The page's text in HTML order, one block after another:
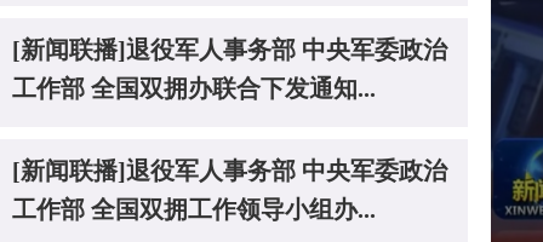
[新闻联播]退役军人事务部 中央军委政治
工作部 全国双拥办联合下发通知...
[新闻联播]退役军人事务部 中央军委政治
工作部 全国双拥工作领导小组办...